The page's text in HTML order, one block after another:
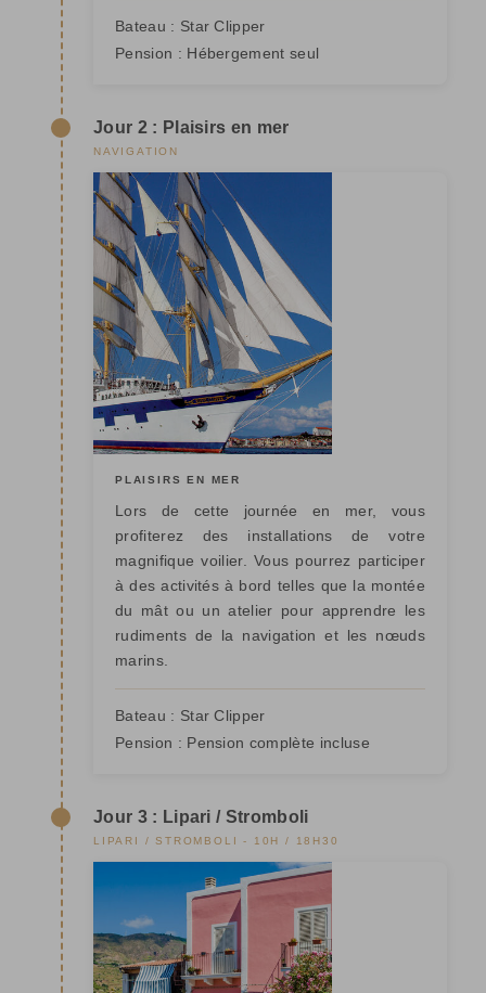
Bateau : Star Clipper
Pension : Hébergement seul
Jour 2 : Plaisirs en mer
NAVIGATION
PLAISIRS EN MER
Lors de cette journée en mer, vous
profiterez des installations de votre
magnifique voilier. Vous pourrez participer
à des activités à bord telles que la montée
du mât ou un atelier pour apprendre les
rudiments de la navigation et les nœuds
marins.
Bateau : Star Clipper
Pension : Pension complète incluse
Jour 3 : Lipari / Stromboli
LIPARI / STROMBOLI - 10H / 18H30